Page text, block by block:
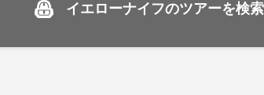
イエローナイフのツアーを検